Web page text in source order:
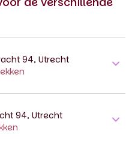
94, Utrecht
94, Utrecht